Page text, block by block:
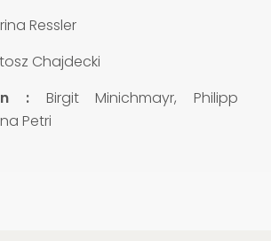
Ressler
Chajdecki
:Birgit Minichmayr, Philipp
Petri